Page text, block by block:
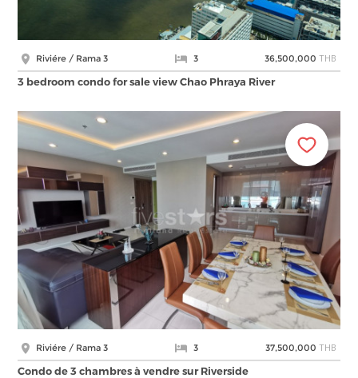
Riviére / Rama 3 3 36,500,000 THB
3 bedroom condo for sale view Chao Phraya River
Riviére / Rama 3 3 37,500,000 THB
Condo de 3 chambres à vendre sur Riverside